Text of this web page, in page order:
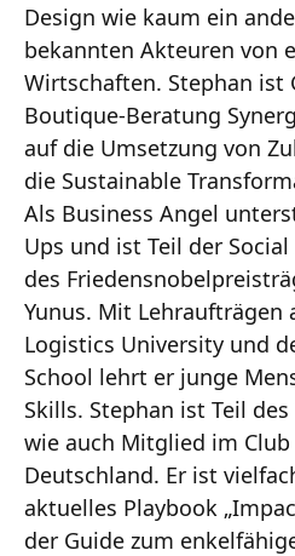
Design wie kaum ein
bekannten Akteuren von
Wirtschaften. Stephan ist
Boutique-Beratung
auf die Umsetzung von
die Sustainable
Als Business Angel
Ups und ist Teil der
des
Yunus. Mit Lehraufträgen
Logistics University und
School lehrt er junge
Skills. Stephan ist Teil
wie auch Mitglied im Club
Deutschland. Er ist
aktuelles Playbook
der Guide zum